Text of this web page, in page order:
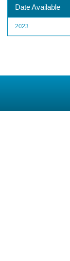
Date Available
2023